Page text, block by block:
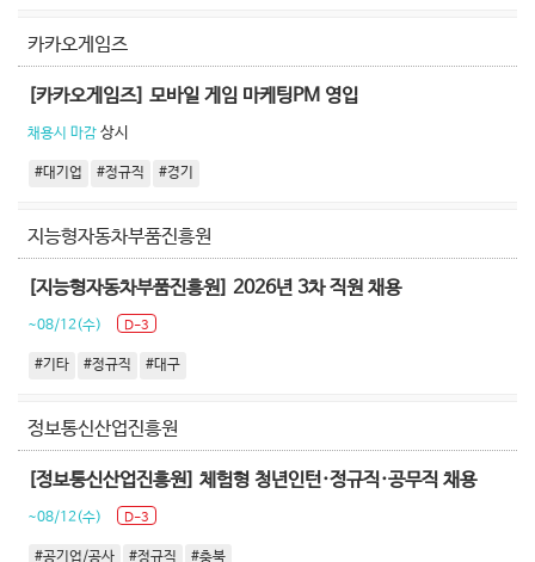
카카오게임즈
[카카오게임즈] 모바일 게임 마케팅PM 영입
채용시 마감 상시
#대기업 #정규직 #경기
지능형자동차부품진흥원
[지능형자동차부품진흥원] 2026년 3차 직원 채용
~08/12(수) D-3
#기타 #정규직 #대구
정보통신산업진흥원
[정보통신산업진흥원] 체험형 청년인턴·정규직·공무직 채용
~08/12(수) D-3
#공기업/공사 #정규직 #충북